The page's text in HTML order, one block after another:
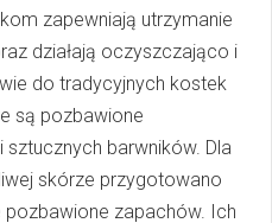
zapewniają utrzymanie
działają oczyszczająco i
do tradycyjnych kostek
są pozbawione
barwników. Dla
skórze przygotowano
zapachów. Ich